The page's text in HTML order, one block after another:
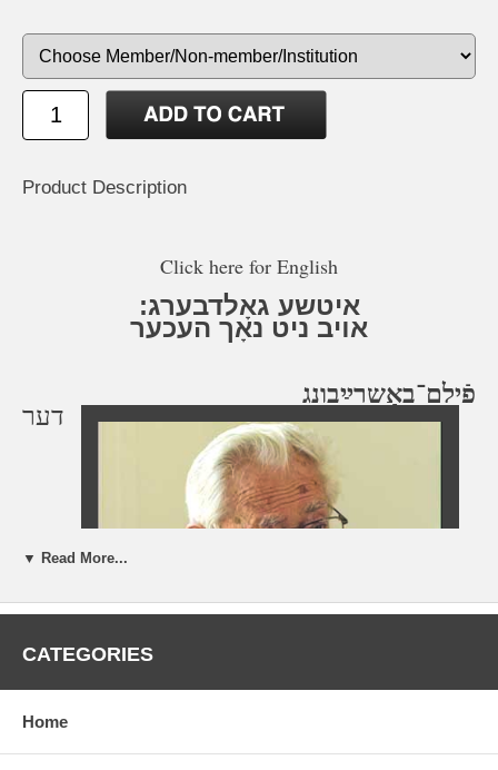
Product Description
Click here for English
איטשע גאָלדבערג:
אױב ניט נאָך העכער
פֿילם־באַשרײַבונג
דער
דערצײלט דער 101־יאָריקער איטשע װעגן
זײַן דערציִונג אין דער הײם און אין שול אין
▼ Read More...
CATEGORIES
Home